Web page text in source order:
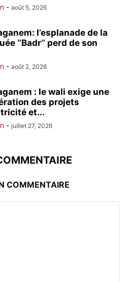
- août 5, 2026
l’esplanade de la
‘’Badr’’ perd de son
- août 2, 2026
: le wali exige une
des projets
et...
- juillet 27, 2026
COMMENTAIRE